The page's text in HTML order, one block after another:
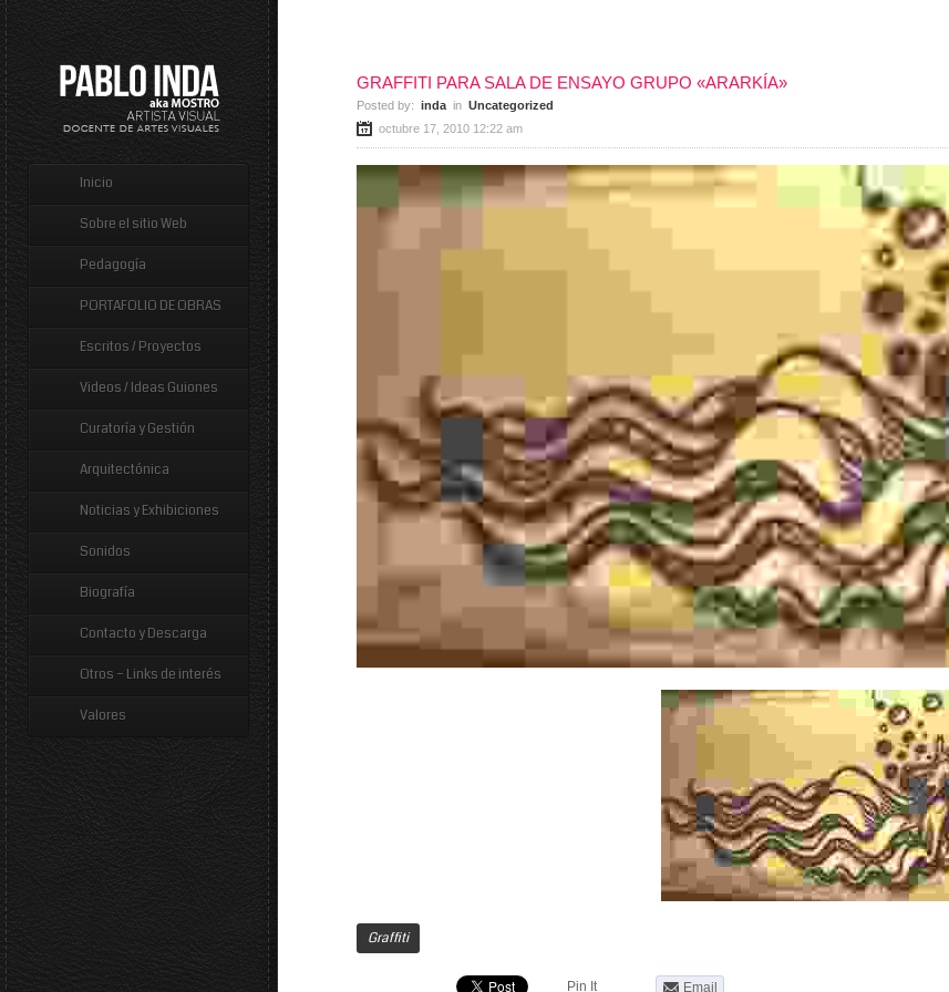
Inicio
Sobre el sitio Web
Pedagogía
PORTAFOLIO DE OBRAS
Escritos / Proyectos
Videos / Ideas Guiones
Curatoría y Gestión
Arquitectónica
Noticias y Exhibiciones
Sonidos
Biografía
Contacto y Descarga
Otros – Links de interés
Valores
GRAFFITI PARA SALA DE ENSAYO GRUPO «ARARKÍA»
Posted by: inda in Uncategorized
octubre 17, 2010 12:22 am
Graffiti
Pin It Email